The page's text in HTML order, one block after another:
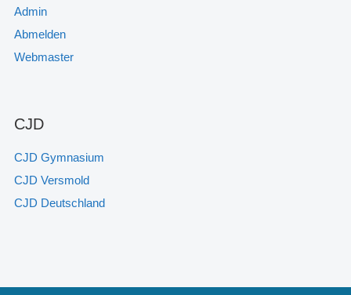
Admin
Abmelden
Webmaster
CJD
CJD Gymnasium
CJD Versmold
CJD Deutschland